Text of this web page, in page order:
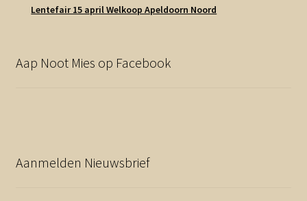
Lentefair 15 april Welkoop Apeldoorn Noord
Aap Noot Mies op Facebook
Aanmelden Nieuwsbrief